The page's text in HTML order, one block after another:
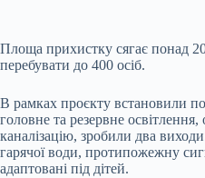
Площа прихистку сягає понад
перебувати до 400 осіб.
В рамках проєкту встановили
головне та резервне
каналізацію, зробили два
гарячої води, протипожежну
адаптовані під дітей.